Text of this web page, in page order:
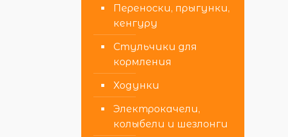
Переноски, прыгунки,
кенгуру
Стульчики для
кормления
Ходунки
Электрокачели,
колыбели и шезлонги